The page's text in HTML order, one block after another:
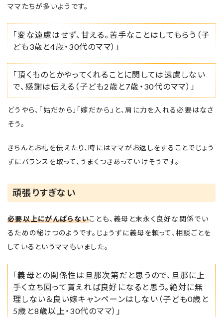
ママたちが多いようです。
「変な遠慮はせず、甘える。苦手なことはしてもらう（子
ども3歳と4歳・30代のママ）」
「頂くものとかやってくれることに関しては遠慮しない
で、感謝は伝える（子ども2歳と7歳・30代のママ）」
どうやら、「姑だから」「嫁だから」と、肩に力を入れる必要はなさ
そう。
きちんとお礼を伝えたり、時にはママがお返しをすることでじょう
ずにバランスを取って、うまくつきあっていけそうです。
頑張りすぎない
必要以上にがんばらないことも、義母と末永く良好な関係でい
るための秘けつのようです。じょうずに義母を頼って、相談ごとを
しているというママもいました。
「義母との関係性は旦那次第だと思うので、旦那に上
手く立ち回って貰えれば良好になると思う。絶対に無
理しない＆良い嫁キャンペーンはしない（子ども0歳と
5歳と8歳以上・30代のママ）」